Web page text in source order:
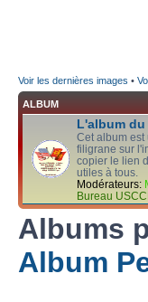
Voir les dernières images •
ALBUM
L'album
Cet album est
filigrane sur
copier le lien
utiles à tous.
Modérateurs:
Bureau
Albums
Album